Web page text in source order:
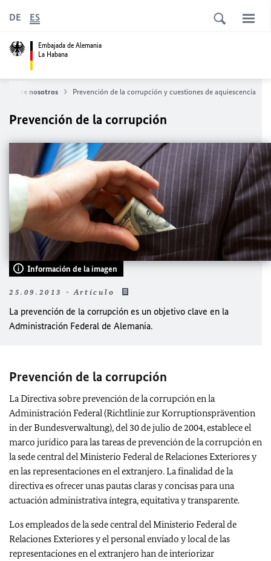
Embajada de Alemania
La Habana
DE ES
Sobre nosotros Prevención de la corrupción y cuestiones de aquiescencia
Prevención de la corrupción
Información de la imagen
25.09.2013 - Artículo
La prevención de la corrupción es un objetivo clave en la
Administración Federal de Alemania.
Prevención de la corrupción
La Directiva sobre prevención de la corrupción en la
Administración Federal (Richtlinie zur Korruptionsprävention
in der Bundesverwaltung), del 30 de julio de 2004, establece el
marco jurídico para las tareas de prevención de la corrupción en
la sede central del Ministerio Federal de Relaciones Exteriores y
en las representaciones en el extranjero. La finalidad de la
directiva es ofrecer unas pautas claras y concisas para una
actuación administrativa íntegra, equitativa y transparente.
Los empleados de la sede central del Ministerio Federal de
Relaciones Exteriores y el personal enviado y local de las
representaciones en el extranjero han de interiorizar